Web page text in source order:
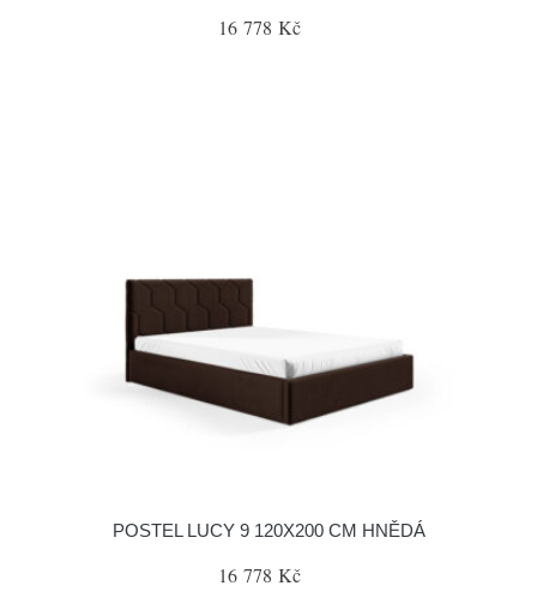
16 778 Kč
POSTEL LUCY 9 120X200 CM HNĚDÁ
16 778 Kč